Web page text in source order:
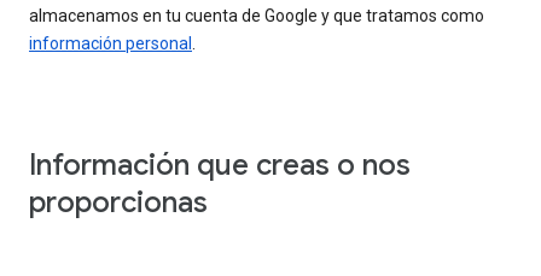
almacenamos en tu cuenta de Google y que tratamos como
información personal
Información que creas o nos
proporcionas